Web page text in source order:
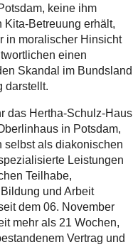
keine ihm
Kita-Betreuung erhält,
in moralischer Hinsicht
einen
Skandal im Bundsland
darstellt.
das Hertha-Schulz-Haus
in Potsdam,
selbst als diakonischen
Leistungen
Teilhabe,
und Arbeit
dem 06. November
mehr als 21 Wochen,
Vertrag und